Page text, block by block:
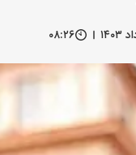
۰۸:۲۶